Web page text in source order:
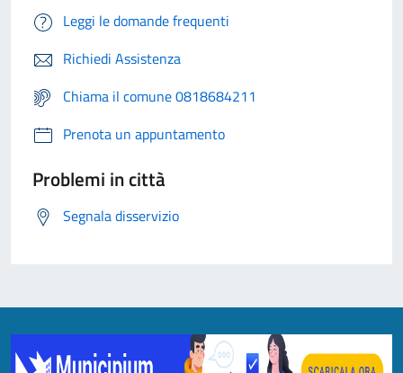
Leggi le domande frequenti
Richiedi Assistenza
Chiama il comune 0818684211
Prenota un appuntamento
Problemi in città
Segnala disservizio